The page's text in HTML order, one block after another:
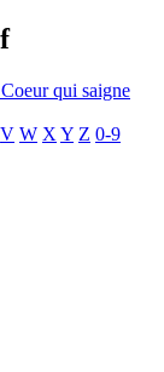
Coeur qui saigne
V W X Y Z 0-9